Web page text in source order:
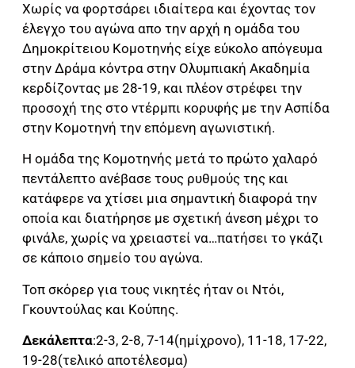
Χωρίς να φορτσάρει ιδιαίτερα και έχοντας τον
έλεγχο του αγώνα απο την αρχή η ομάδα του
Δημοκρίτειου Κομοτηνής είχε εύκολο απόγευμα
στην Δράμα κόντρα στην Ολυμπιακή Ακαδημία
κερδίζοντας με 28-19, και πλέον στρέφει την
προσοχή της στο ντέρμπι κορυφής με την Ασπίδα
στην Κομοτηνή την επόμενη αγωνιστική.
Η ομάδα της Κομοτηνής μετά το πρώτο χαλαρό
πεντάλεπτο ανέβασε τους ρυθμούς της και
κατάφερε να χτίσει μια σημαντική διαφορά την
οποία και διατήρησε με σχετική άνεση μέχρι το
φινάλε, χωρίς να χρειαστεί να…πατήσει το γκάζι
σε κάποιο σημείο του αγώνα.
Τοπ σκόρερ για τους νικητές ήταν οι Ντόι,
Γκουντούλας και Κούπης.
Δεκάλεπτα:2-3, 2-8, 7-14(ημίχρονο), 11-18, 17-22,
19-28(τελικό αποτέλεσμα)